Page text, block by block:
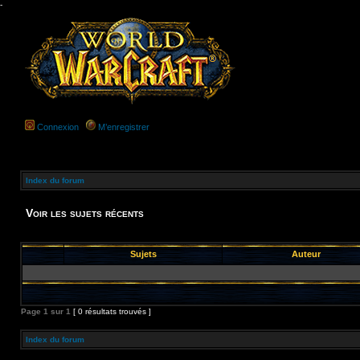
-
Connexion M’enregistrer
Index du forum
Voir les sujets récents
Sujets Auteur
Page 1 sur 1 [ 0 résultats trouvés ]
Index du forum